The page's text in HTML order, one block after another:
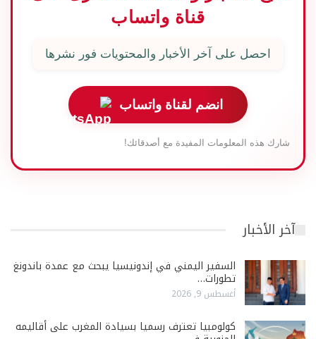
قناة واتساب
احصل على آخر الأخبار والمحتويات فور نشرها
انضم لقناة واتساب
شارك هذه المعلومات المفيدة مع أصدقائك!
آخر الأخبار
السفير اليمني في إندونيسيا يبحث مع عمدة باندونغ
تطورات…
أغسطس 9, 2026
كولومبيا تعترف رسميا بسيادة المغرب على أقاليمه